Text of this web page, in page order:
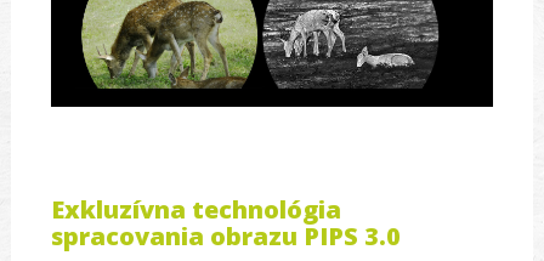
Exkluzívna technológia
spracovania obrazu PIPS 3.0